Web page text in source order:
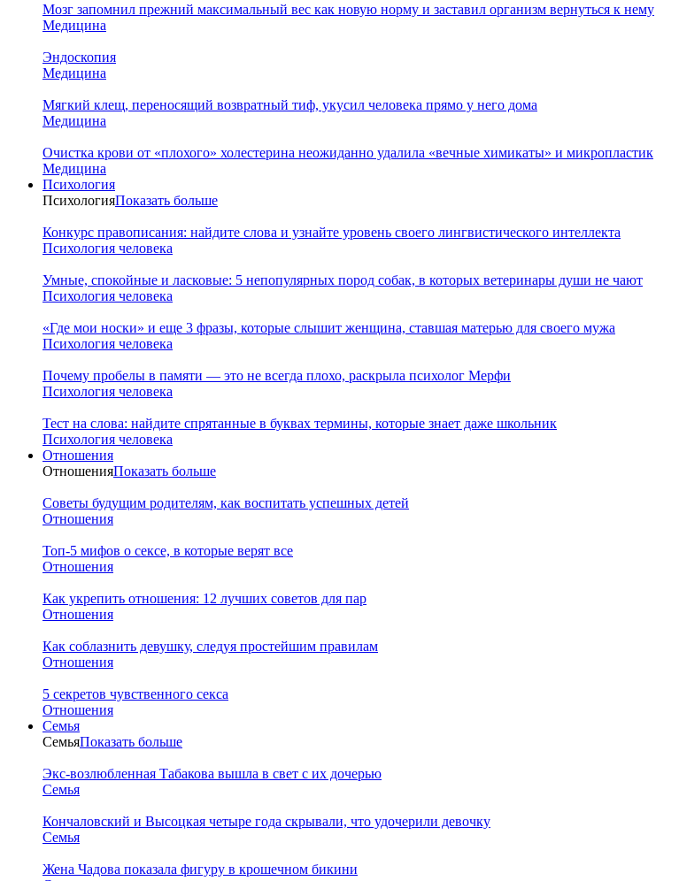
Мозг запомнил прежний максимальный вес как новую норму и заставил организм вернуться к нему
Медицина
Эндоскопия
Медицина
Мягкий клещ, переносящий возвратный тиф, укусил человека прямо у него дома
Медицина
Очистка крови от «плохого» холестерина неожиданно удалила «вечные химикаты» и микропластик
Медицина
Психология
ПсихологияПоказать больше
Конкурс правописания: найдите слова и узнайте уровень своего лингвистического интеллекта
Психология человека
Умные, спокойные и ласковые: 5 непопулярных пород собак, в которых ветеринары души не чают
Психология человека
«Где мои носки» и еще 3 фразы, которые слышит женщина, ставшая матерью для своего мужа
Психология человека
Почему пробелы в памяти — это не всегда плохо, раскрыла психолог Мерфи
Психология человека
Тест на слова: найдите спрятанные в буквах термины, которые знает даже школьник
Психология человека
Отношения
ОтношенияПоказать больше
Советы будущим родителям, как воспитать успешных детей
Отношения
Топ-5 мифов о сексе, в которые верят все
Отношения
Как укрепить отношения: 12 лучших советов для пар
Отношения
Как соблазнить девушку, следуя простейшим правилам
Отношения
5 секретов чувственного секса
Отношения
Семья
СемьяПоказать больше
Экс-возлюбленная Табакова вышла в свет с их дочерью
Семья
Кончаловский и Высоцкая четыре года скрывали, что удочерили девочку
Семья
Жена Чадова показала фигуру в крошечном бикини